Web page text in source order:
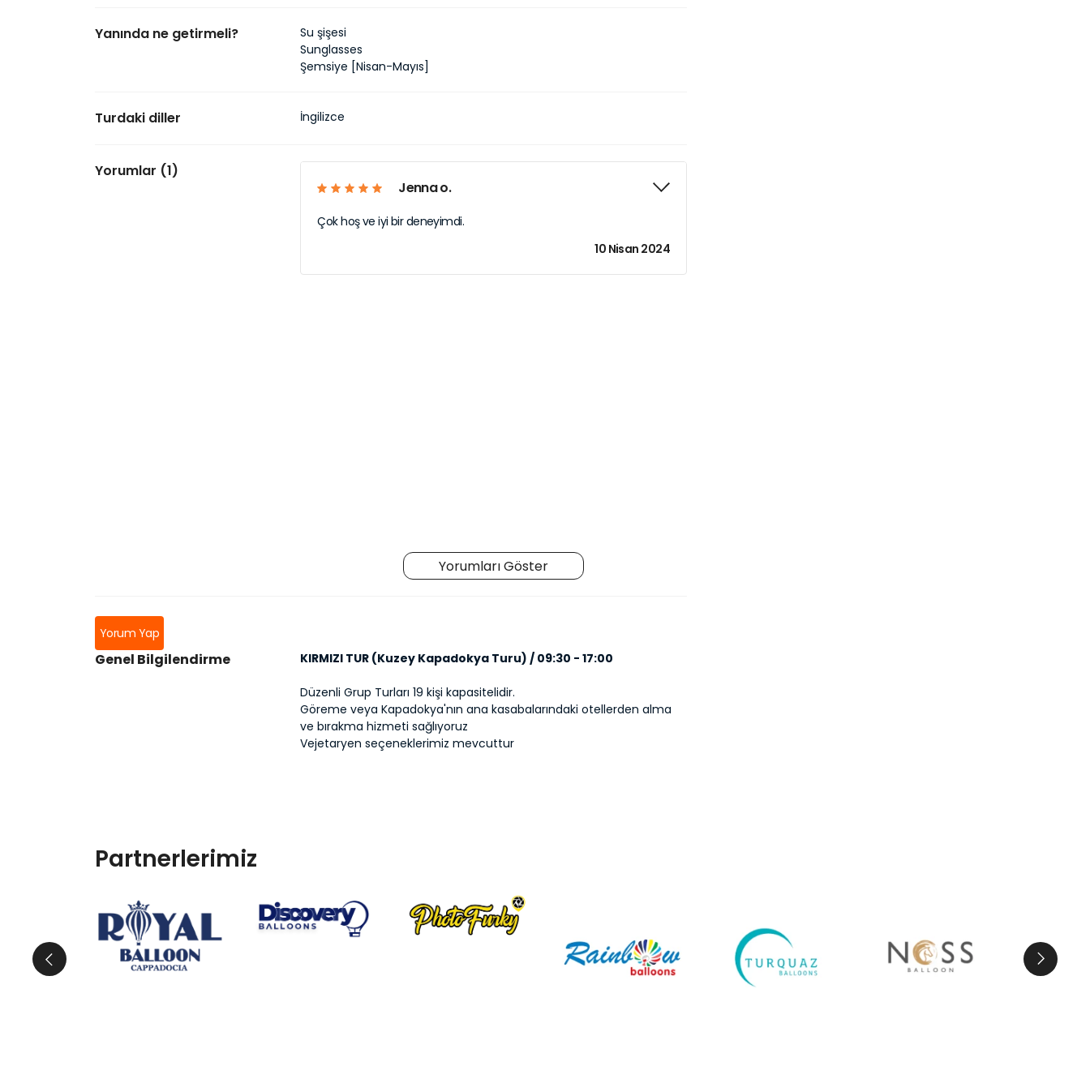
Yanında ne getirmeli?
Su şişesi
Sunglasses
Şemsiye [Nisan-Mayıs]
Turdaki diller İngilizce
Yorumlar (1)
Jenna o.
Çok hoş ve iyi bir deneyimdi.
10 Nisan 2024
Yorumları Göster
Yorum Yap
Genel Bilgilendirme KIRMIZI TUR (Kuzey Kapadokya Turu) / 09:30 - 17:00
Düzenli Grup Turları 19 kişi kapasitelidir.
Göreme veya Kapadokya'nın ana kasabalarındaki otellerden alma
ve bırakma hizmeti sağlıyoruz
Vejetaryen seçeneklerimiz mevcuttur
Partnerlerimiz